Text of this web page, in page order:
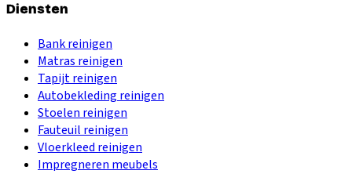
Diensten
Bank reinigen
Matras reinigen
Tapijt reinigen
Autobekleding reinigen
Stoelen reinigen
Fauteuil reinigen
Vloerkleed reinigen
Impregneren meubels